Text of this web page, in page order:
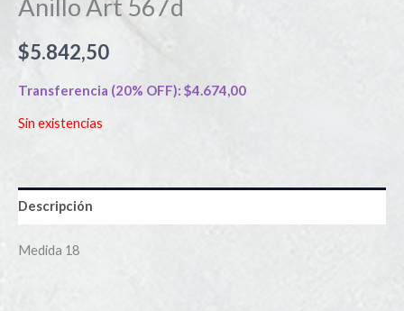
Anillo Art 567d
$5.842,50
Transferencia (20% OFF): $4.674,00
Sin existencias
Descripción
Medida 18